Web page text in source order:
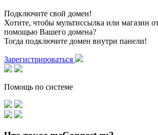
Подключите свой домен!
Хотите, чтобы мультиссылка или магазин
помощью Вашего домена?
Тогда подключите домен внутри панели!
Зарегистрироваться
Помощь по системе